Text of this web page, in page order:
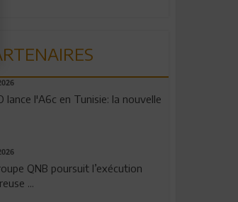
lance l'A6c en Tunisie: la nouvelle
QNB poursuit l’exécution
...